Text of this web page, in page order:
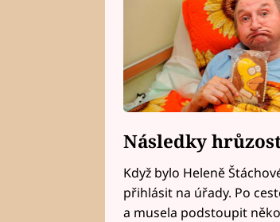
Následky
Když bylo Heleně
přihlásit na úřady. Po
a musela podstoupit